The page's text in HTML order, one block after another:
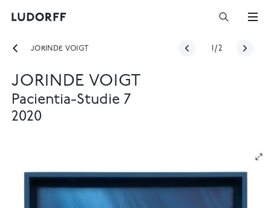
JORINDE VOIGT /2
JORINDE VOIGT
Pacientia-Studie 7
2020